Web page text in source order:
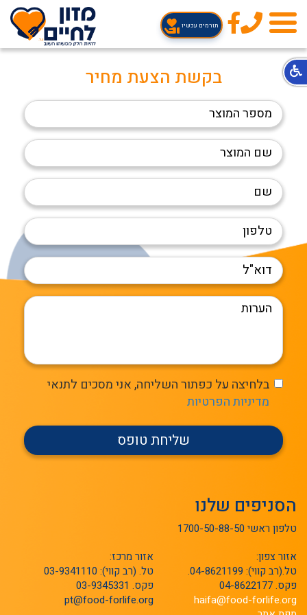
טלפוןתורמים עכשיו
בקשת הצעת מחיר
מספר
המוצר
שם
המוצר
שם
טלפון
דוא"ל
הערות
בלחיצה על כפתור השליחה, אני מסכים לתנאי
מדיניות הפרטיות
שליחת טופס
הסניפים שלנו
טלפון ראשי 1700-50-88-50
אזור צפון:
טל.(רב קווי): 04-8621199.
פקס. 04-8622177
haifa@food-forlife.org
אזור מרכז:
טל. (רב קווי): 03-9341110
פקס. 03-9345331
pt@food-forlife.org